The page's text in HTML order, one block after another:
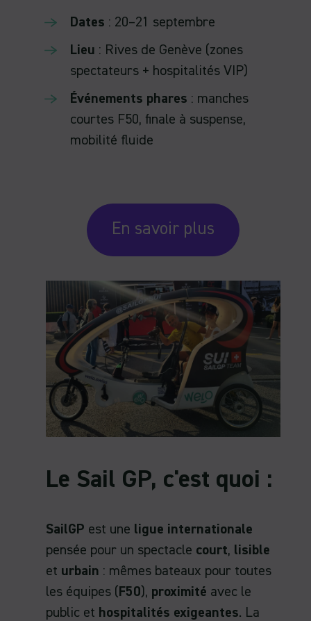
Dates : 20–21 septembre
Lieu : Rives de Genève (zones
spectateurs + hospitalités VIP)
Événements phares : manches
courtes F50, finale à suspense,
mobilité fluide
En savoir plus
Le Sail GP, c'est quoi :
SailGP est une ligue internationale
pensée pour un spectacle court, lisible
et urbain : mêmes bateaux pour toutes
les équipes ( F50), proximité avec le
public et hospitalités exigeantes. La